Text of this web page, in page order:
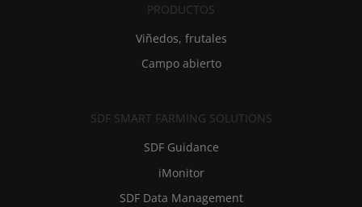
PRODUCTOS
Viñedos, frutales
Campo abierto
SDF SMART FARMING SOLUTIONS
SDF Guidance
iMonitor
SDF Data Management